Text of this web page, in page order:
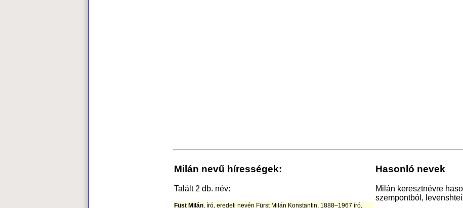
Milán nevű hírességek:
Talált 2 db. név:
Füst Milán, író, eredeti nevén Fürst Milán Konstantin, 1888–1967 író,
Hasonló nevek
Milán keresztnévre
szempontból,